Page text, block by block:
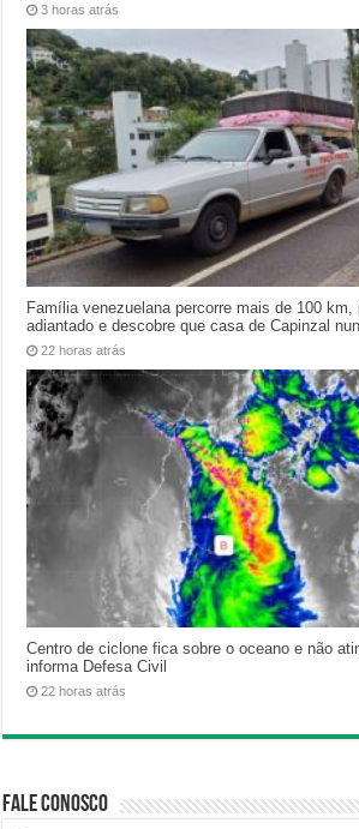
3 horas atrás
Família venezuelana percorre mais de 100 km,
adiantado e descobre que casa de Capinzal
22 horas atrás
Centro de ciclone fica sobre o oceano e não
informa Defesa Civil
22 horas atrás
Fale Conosco